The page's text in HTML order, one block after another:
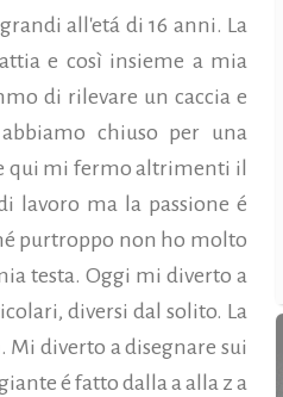
all'etá di 16 anni. La
e così insieme a mia
di rilevare un caccia e
chiuso per una
qui mi fermo altrimenti il
lavoro ma la passione é
purtroppo non ho molto
testa. Oggi mi diverto a
diversi dal solito. La
diverto a disegnare sui
é fatto dalla a alla z a